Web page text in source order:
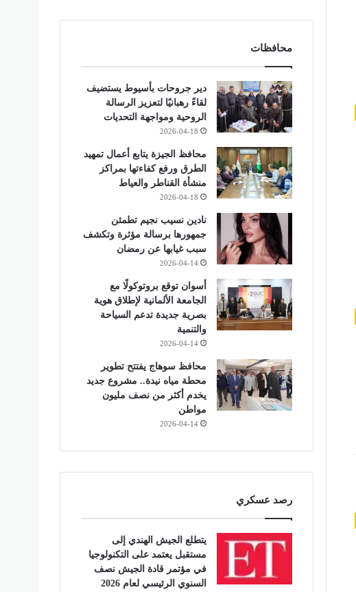
محافظات
دير جروحات بأسيوط يستضيف
لقاءً رهبانيًا لتعزيز الرسالة
الروحية ومواجهة التحديات
2026-04-18
محافظ الجيزة يتابع أعمال تمهيد
الطرق ورفع كفاءتها بمراكز
منشأة القناطر والعياط
2026-04-18
نادين نسيب نجيم تطمئن
جمهورها برسالة مؤثرة وتكشف
سبب غيابها عن رمضان
2026-04-14
أسوان توقع بروتوكولًا مع
الجامعة الألمانية لإطلاق هوية
بصرية جديدة تدعم السياحة
والتنمية
2026-04-14
محافظ سوهاج يفتتح تطوير
محطة مياه نيدة.. مشروع جديد
يخدم أكثر من نصف مليون
مواطن
2026-04-14
رصد عسكري
يتطلع الجيش الهندي إلى
مستقبل يعتمد على التكنولوجيا
في مؤتمر قادة الجيش نصف
السنوي الرئيسي لعام 2026